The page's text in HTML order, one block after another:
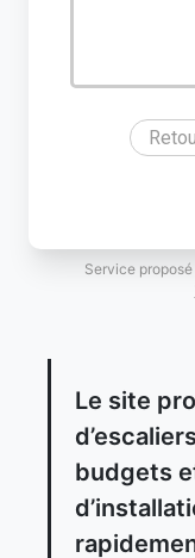
Service
Le site
budgets